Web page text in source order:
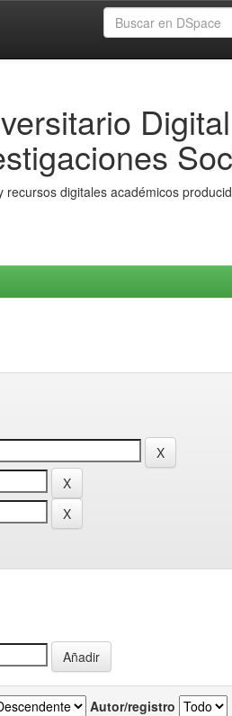
Digital
digitales académicos
Autor/registro